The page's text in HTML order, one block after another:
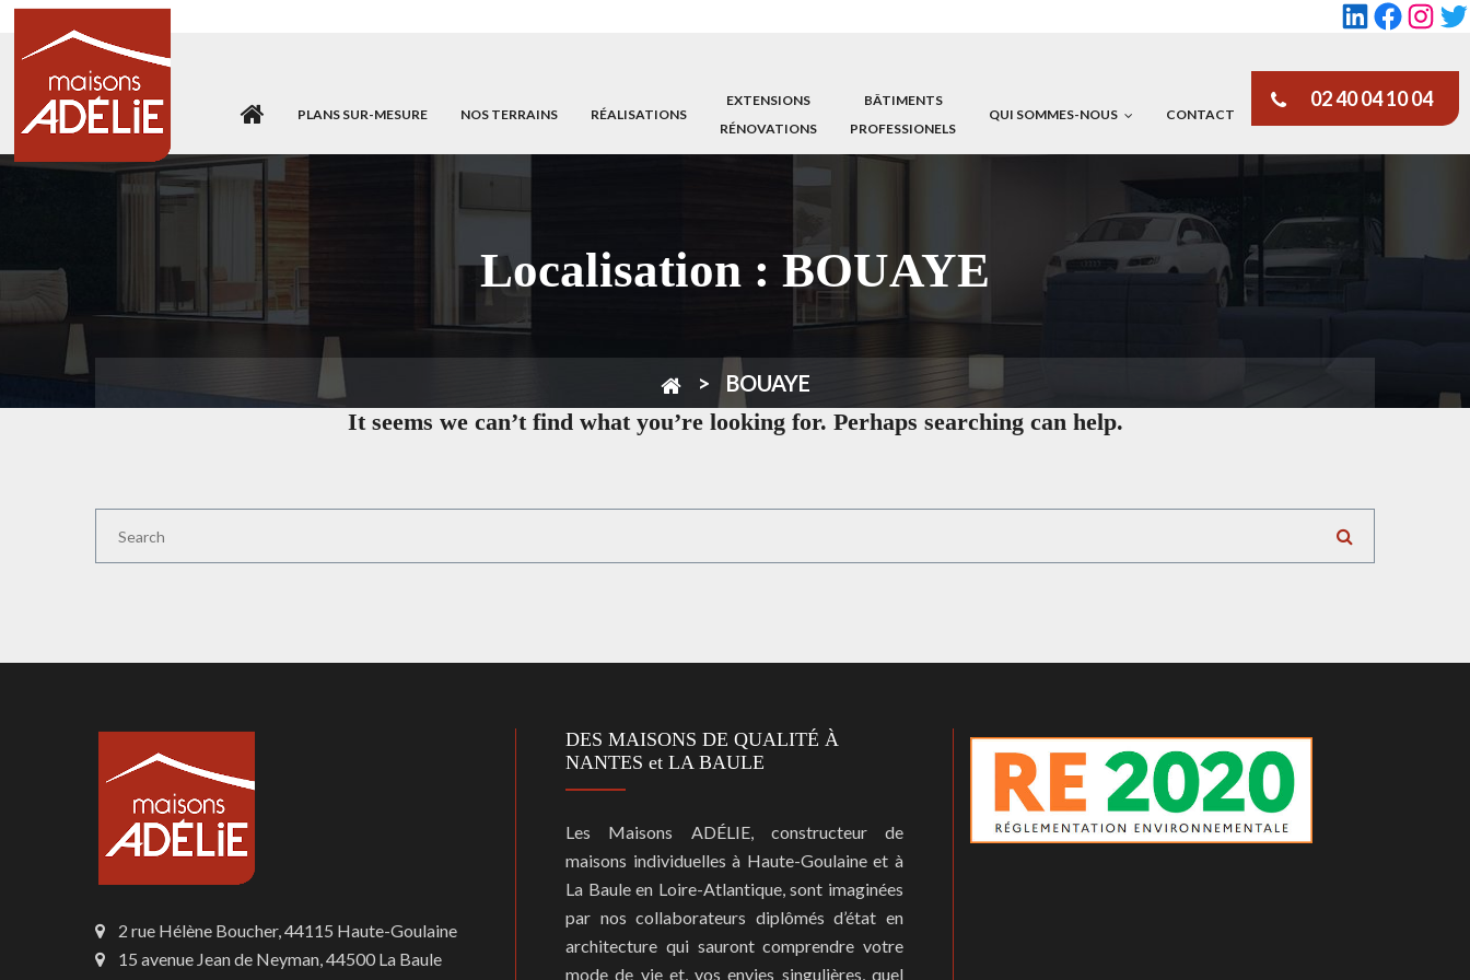
LinkedIn
PLANS SUR-MESURE NOS TERRAINS RÉALISATIONS
EXTENSIONS
RÉNOVATIONS
BÂTIMENTS
PROFESSIONELS
QUI SOMMES-NOUS CONTACT
02 40 04 10 04
Localisation : BOUAYE
BOUAYE
It seems we can’t find what you’re looking for. Perhaps searching can help.
2 rue Hélène Boucher, 44115 Haute-Goulaine
15 avenue Jean de Neyman, 44500 La Baule
DES MAISONS DE QUALITÉ À
NANTES et LA BAULE
Les Maisons ADÉLIE, constructeur de
maisons individuelles à Haute-Goulaine et à
La Baule en Loire-Atlantique, sont imaginées
par nos collaborateurs diplômés d’état en
architecture qui sauront comprendre votre
mode de vie et, vos envies singulières, quel